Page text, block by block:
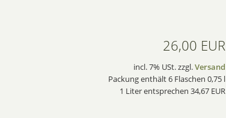
26,00 EUR
incl. 7% USt. zzgl.Versand
Packung enthält 6 Flaschen 0,75 l
1 Liter entsprechen 34,67 EUR